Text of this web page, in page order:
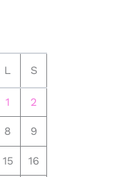
L S
1 2
8 9
15 16